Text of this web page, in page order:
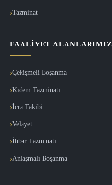
Tazminat
FAALIYET ALANLARIMIZ
Çekişmeli Boşanma
Kıdem Tazminatı
İcra Takibi
Velayet
İhbar Tazminatı
Anlaşmalı Boşanma